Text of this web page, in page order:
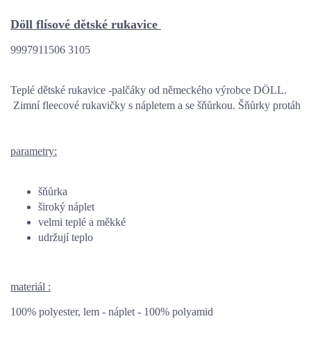
Döll flísové dětské rukavice
9997911506 3105
Teplé dětské rukavice -palčáky od německého výrobce DÖLL.
Zimní fleecové rukavičky s nápletem a se šňůrkou. Šňůrky
parametry:
šňůrka
široký náplet
velmi teplé a měkké
udržují teplo
materiál :
100% polyester, lem - náplet - 100% polyamid